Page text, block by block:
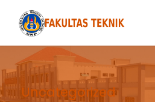
Uncategorized